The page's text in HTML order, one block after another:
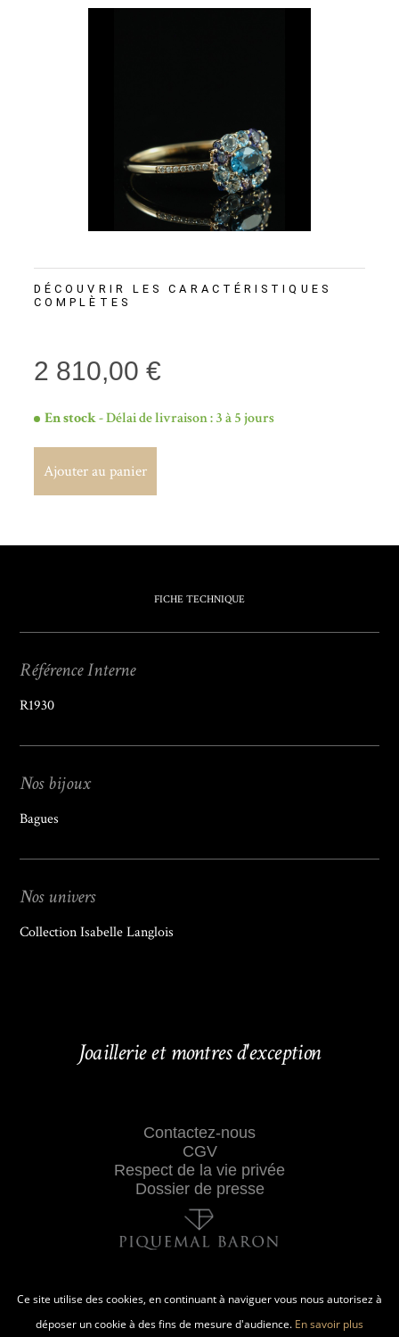
DÉCOUVRIR LES CARACTÉRISTIQUES
COMPLÈTES
2 810,00 €
En stock- Délai de livraison : 3 à 5 jours
Ajouter au panier
Ajouter au panier
FICHE TECHNIQUE
Référence Interne
R1930
Nos bijoux
Bagues
Nos univers
Collection Isabelle Langlois
Joaillerie et montres d'exception
Contactez-nous
CGV
Respect de la vie privée
Dossier de presse
Ce site utilise des cookies, en continuant à naviguer vous nous autorisez à
déposer un cookie à des fins de mesure d'audience. En savoir plus